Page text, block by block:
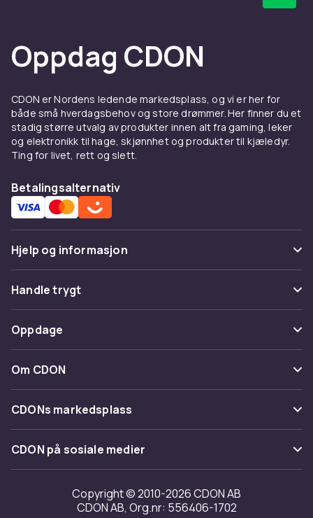
Oppdag CDON
CDON er Nordens ledende markedsplass, og vi er her for
både små hverdagsbehov og store drømmer. Her finner du et
stadig større utvalg av produkter innen alt fra gaming, leker
og elektronikk til hage, skjønnhet og produkter til kjæledyr.
Ting for livet, rett og slett.
Betalingsalternativ
Hjelp og informasjon
Vanlige spørsmål
Spor pakke
Angre & returner her
Kontakt oss
Handle trygt
Betaling
Levering
Tilbakekallinger
Oppdage
Kategorier
Varemerker
Om CDON
Om oss
Kundeanmeldelser
Jobbe på CDON
Investor relations
CDONs markedsplass
Merchant Help Center
CDON på sosiale medier
Copyright © 2010-2026 CDON AB
CDON AB, Org.nr: 556406-1702